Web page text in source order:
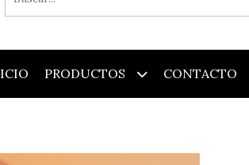
PRODUCTOS CONTACTO